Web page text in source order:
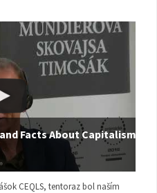
Facts About Capitalism |
CEQLS, tentoraz bol naším